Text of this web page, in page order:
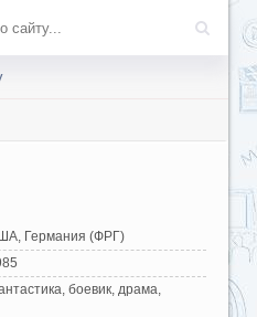
Германия (ФРГ)
боевик, драма,